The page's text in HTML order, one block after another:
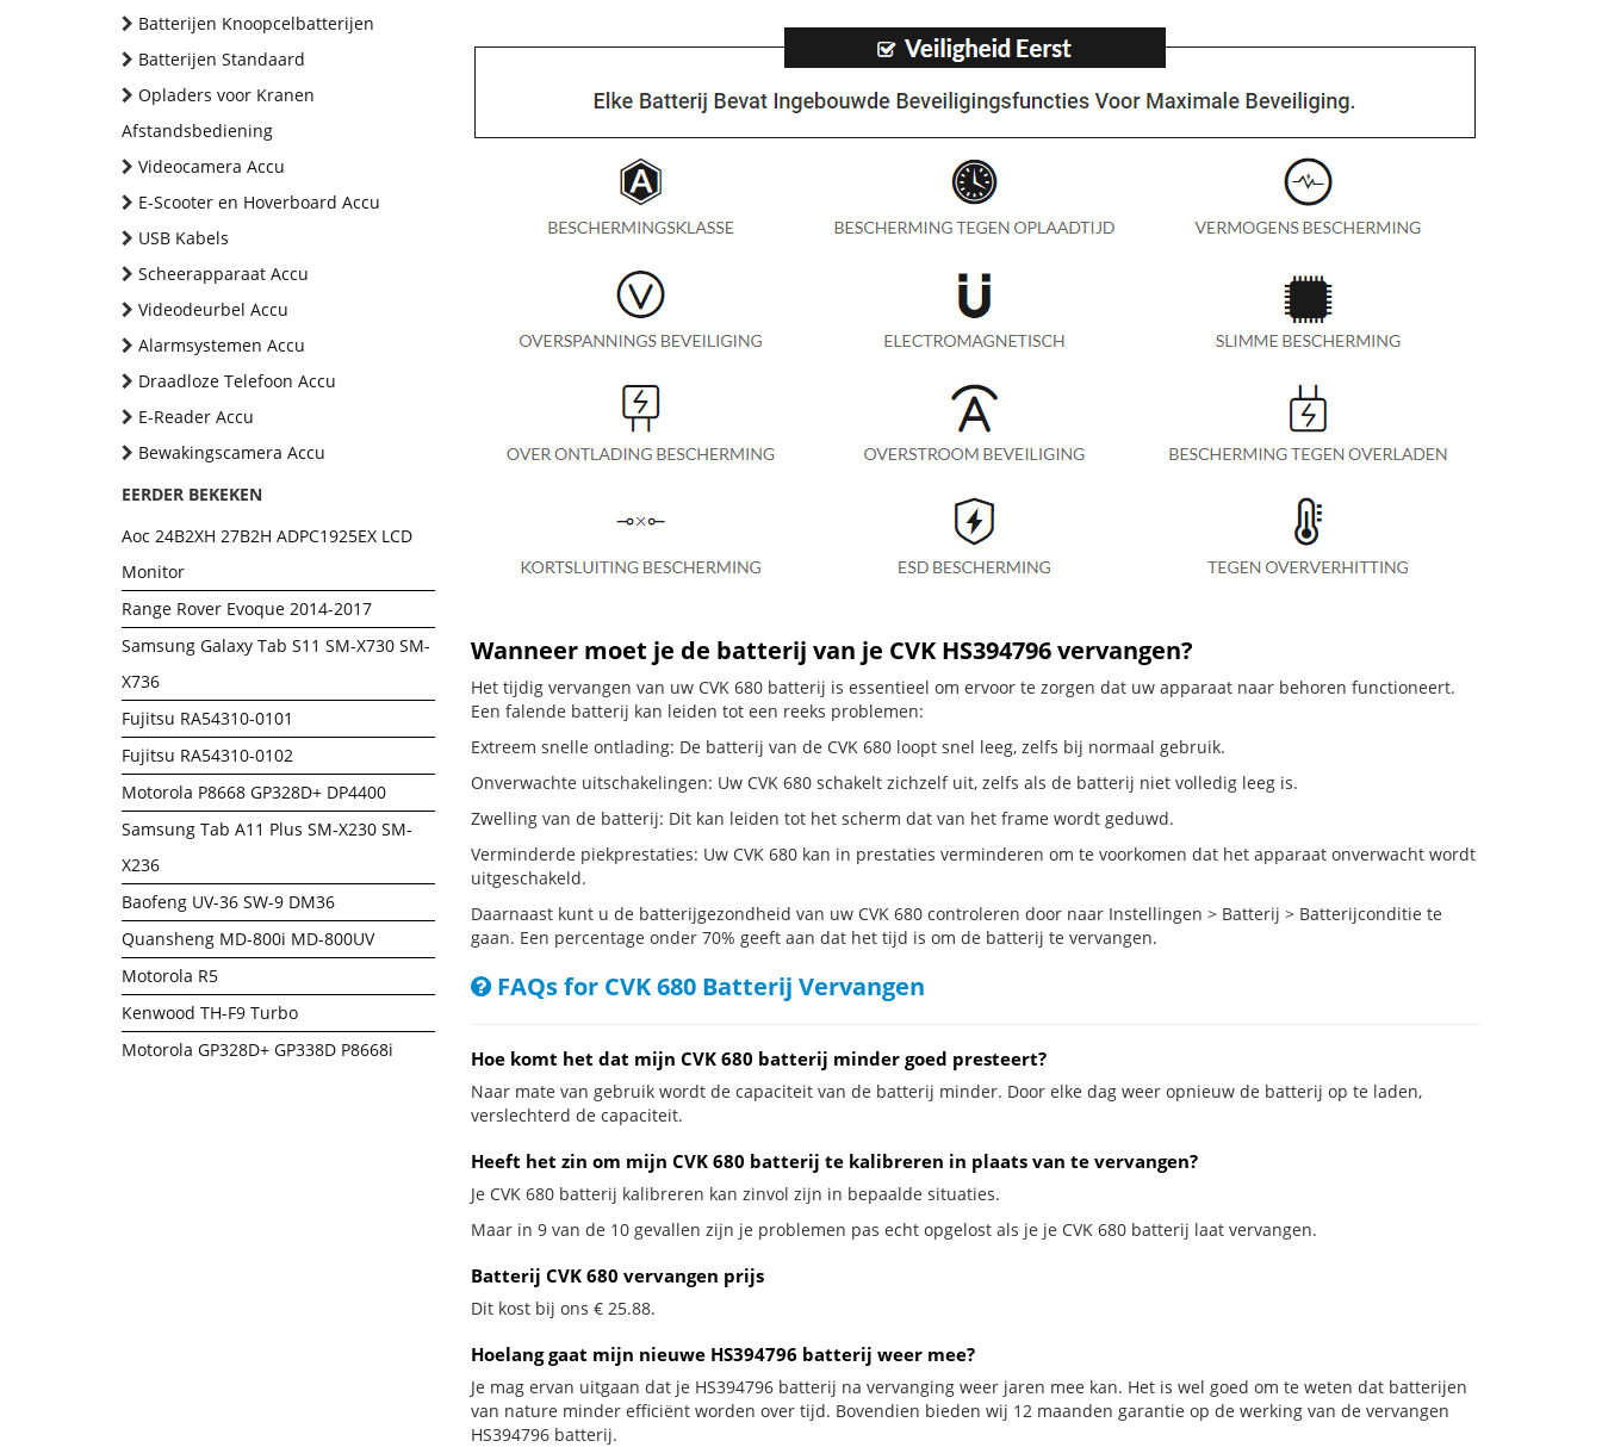
Batterijen Knoopcelbatterijen
Batterijen Standaard
Opladers voor Kranen
Afstandsbediening
Videocamera Accu
E-Scooter en Hoverboard Accu
USB Kabels
Scheerapparaat Accu
Videodeurbel Accu
Alarmsystemen Accu
Draadloze Telefoon Accu
E-Reader Accu
Bewakingscamera Accu
EERDER BEKEKEN
Aoc 24B2XH 27B2H ADPC1925EX LCD
Monitor
Range Rover Evoque 2014-2017
Samsung Galaxy Tab S11 SM-X730 SM-
X736
Fujitsu RA54310-0101
Fujitsu RA54310-0102
Motorola P8668 GP328D+ DP4400
Samsung Tab A11 Plus SM-X230 SM-
X236
Baofeng UV-36 SW-9 DM36
Quansheng MD-800i MD-800UV
Motorola R5
Kenwood TH-F9 Turbo
Motorola GP328D+ GP338D P8668i
Wanneer moet je de batterij van je CVK HS394796 vervangen?
Het tijdig vervangen van uw CVK 680 batterij is essentieel om ervoor te zorgen dat uw apparaat naar behoren functioneert.
Een falende batterij kan leiden tot een reeks problemen:
Extreem snelle ontlading: De batterij van de CVK 680 loopt snel leeg, zelfs bij normaal gebruik.
Onverwachte uitschakelingen: Uw CVK 680 schakelt zichzelf uit, zelfs als de batterij niet volledig leeg is.
Zwelling van de batterij: Dit kan leiden tot het scherm dat van het frame wordt geduwd.
Verminderde piekprestaties: Uw CVK 680 kan in prestaties verminderen om te voorkomen dat het apparaat onverwacht wordt
uitgeschakeld.
Daarnaast kunt u de batterijgezondheid van uw CVK 680 controleren door naar Instellingen > Batterij > Batterijconditie te
gaan. Een percentage onder 70% geeft aan dat het tijd is om de batterij te vervangen.
FAQs for CVK 680 Batterij Vervangen
Hoe komt het dat mijn CVK 680 batterij minder goed presteert?
Naar mate van gebruik wordt de capaciteit van de batterij minder. Door elke dag weer opnieuw de batterij op te laden,
verslechterd de capaciteit.
Heeft het zin om mijn CVK 680 batterij te kalibreren in plaats van te vervangen?
Je CVK 680 batterij kalibreren kan zinvol zijn in bepaalde situaties.
Maar in 9 van de 10 gevallen zijn je problemen pas echt opgelost als je je CVK 680 batterij laat vervangen.
Batterij CVK 680 vervangen prijs
Dit kost bij ons € 25.88.
Hoelang gaat mijn nieuwe HS394796 batterij weer mee?
Je mag ervan uitgaan dat je HS394796 batterij na vervanging weer jaren mee kan. Het is wel goed om te weten dat batterijen
van nature minder efficiënt worden over tijd. Bovendien bieden wij 12 maanden garantie op de werking van de vervangen
HS394796 batterij.